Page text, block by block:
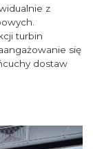
z
turbin
się
dostaw